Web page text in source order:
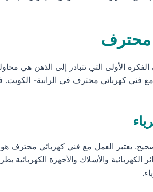
محترف
الأولى التي تتبادر إلى الذهن هي
فني كهربائي محترف في الرابية-
يعتبر العمل مع فني كهربائي محترف
الكهربائية والأسلاك والأجهزة